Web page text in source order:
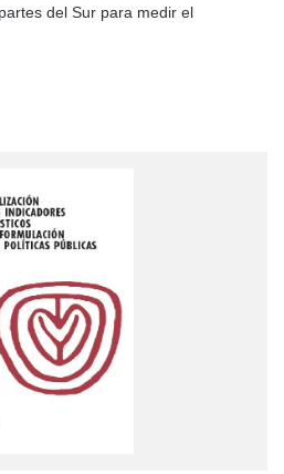
del Sur para medir el